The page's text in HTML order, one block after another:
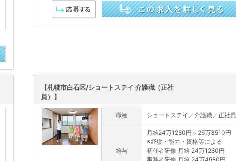
【札幌市白石区/ショートステイ 介護職（正社
員）】
職種 ショートステイ／介護職／正社員
給与
月給24万1280円～26万3510円
※経験・能力・資格等による
初任者研修 月給 24万1280円
実務者研修 月給 24万4980円